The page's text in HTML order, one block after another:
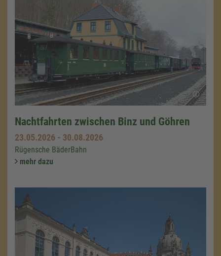
Nachtfahrten zwischen Binz und Göhren
23.05.2026 - 30.08.2026
Rügensche BäderBahn
mehr dazu